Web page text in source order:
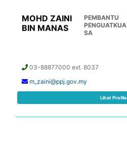
MOHD ZAINI
BIN MANAS
PEMBANTU
PENGUATKUA
SA
03-88877000 ext. 8037
m_zaini@ppj.gov.my
Lihat Profile